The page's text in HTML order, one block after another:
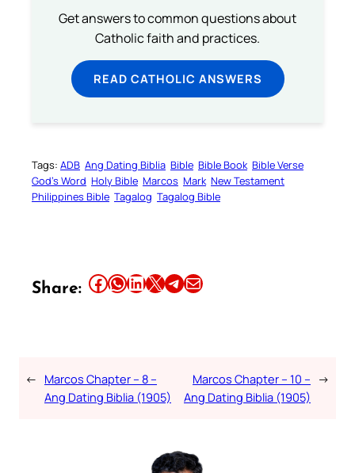
Get answers to common questions about
Catholic faith and practices.
READ CATHOLIC ANSWERS
Tags: ADB Ang Dating Biblia Bible Bible Book Bible Verse
God’s Word Holy Bible Marcos Mark New Testament
Philippines Bible Tagalog Tagalog Bible
Share: Share this article on Facebook Share this article on WhatsApp Share this article on LinkedIn Share this article on X Share this article on TelegramEmail this Article
← Marcos Chapter – 8 –
Ang Dating Biblia (1905)
Marcos Chapter – 10 –
Ang Dating Biblia (1905)
→